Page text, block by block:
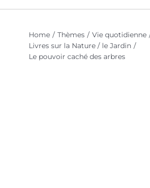
Home Thèmes
Vie quotidienne
Livres sur la Nature / le Jardin
Le pouvoir caché des arbres